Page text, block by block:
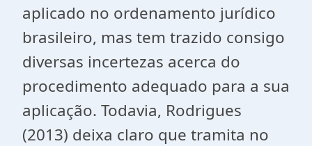
aplicado no ordenamento jurídico
brasileiro, mas tem trazido consigo
diversas incertezas acerca do
procedimento adequado para a sua
aplicação. Todavia, Rodrigues
(2013) deixa claro que tramita no